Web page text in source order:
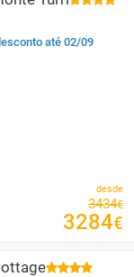
até 02/09
desde
3434€
3284€